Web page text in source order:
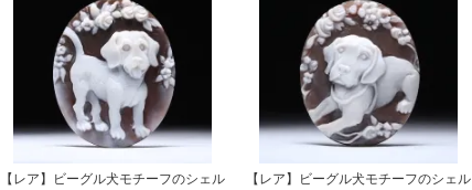
【レア】ビーグル犬モチーフのシェル
【レア】ビーグル犬モチーフのシェル